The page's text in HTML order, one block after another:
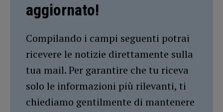
aggiornato!
Compilando i campi seguenti potrai
ricevere le notizie direttamente sulla
tua mail. Per garantire che tu riceva
solo le informazioni più rilevanti, ti
chiediamo gentilmente di mantenere